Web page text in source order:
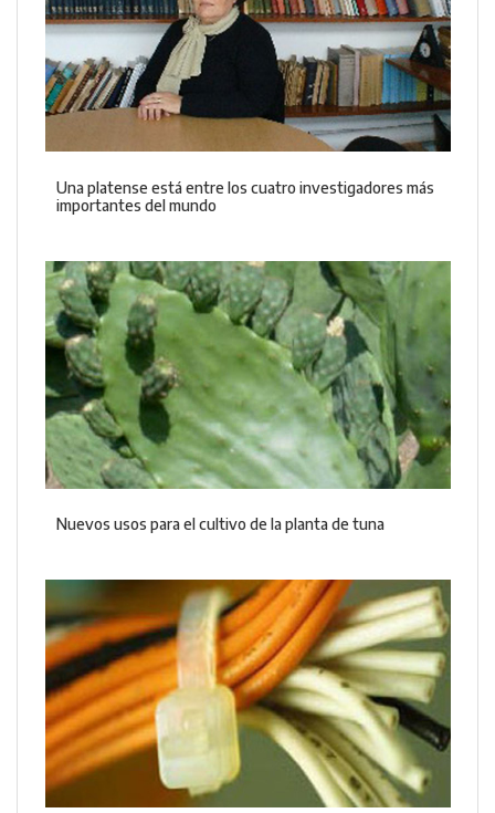
Una platense está entre los cuatro investigadores más
importantes del mundo
Nuevos usos para el cultivo de la planta de tuna